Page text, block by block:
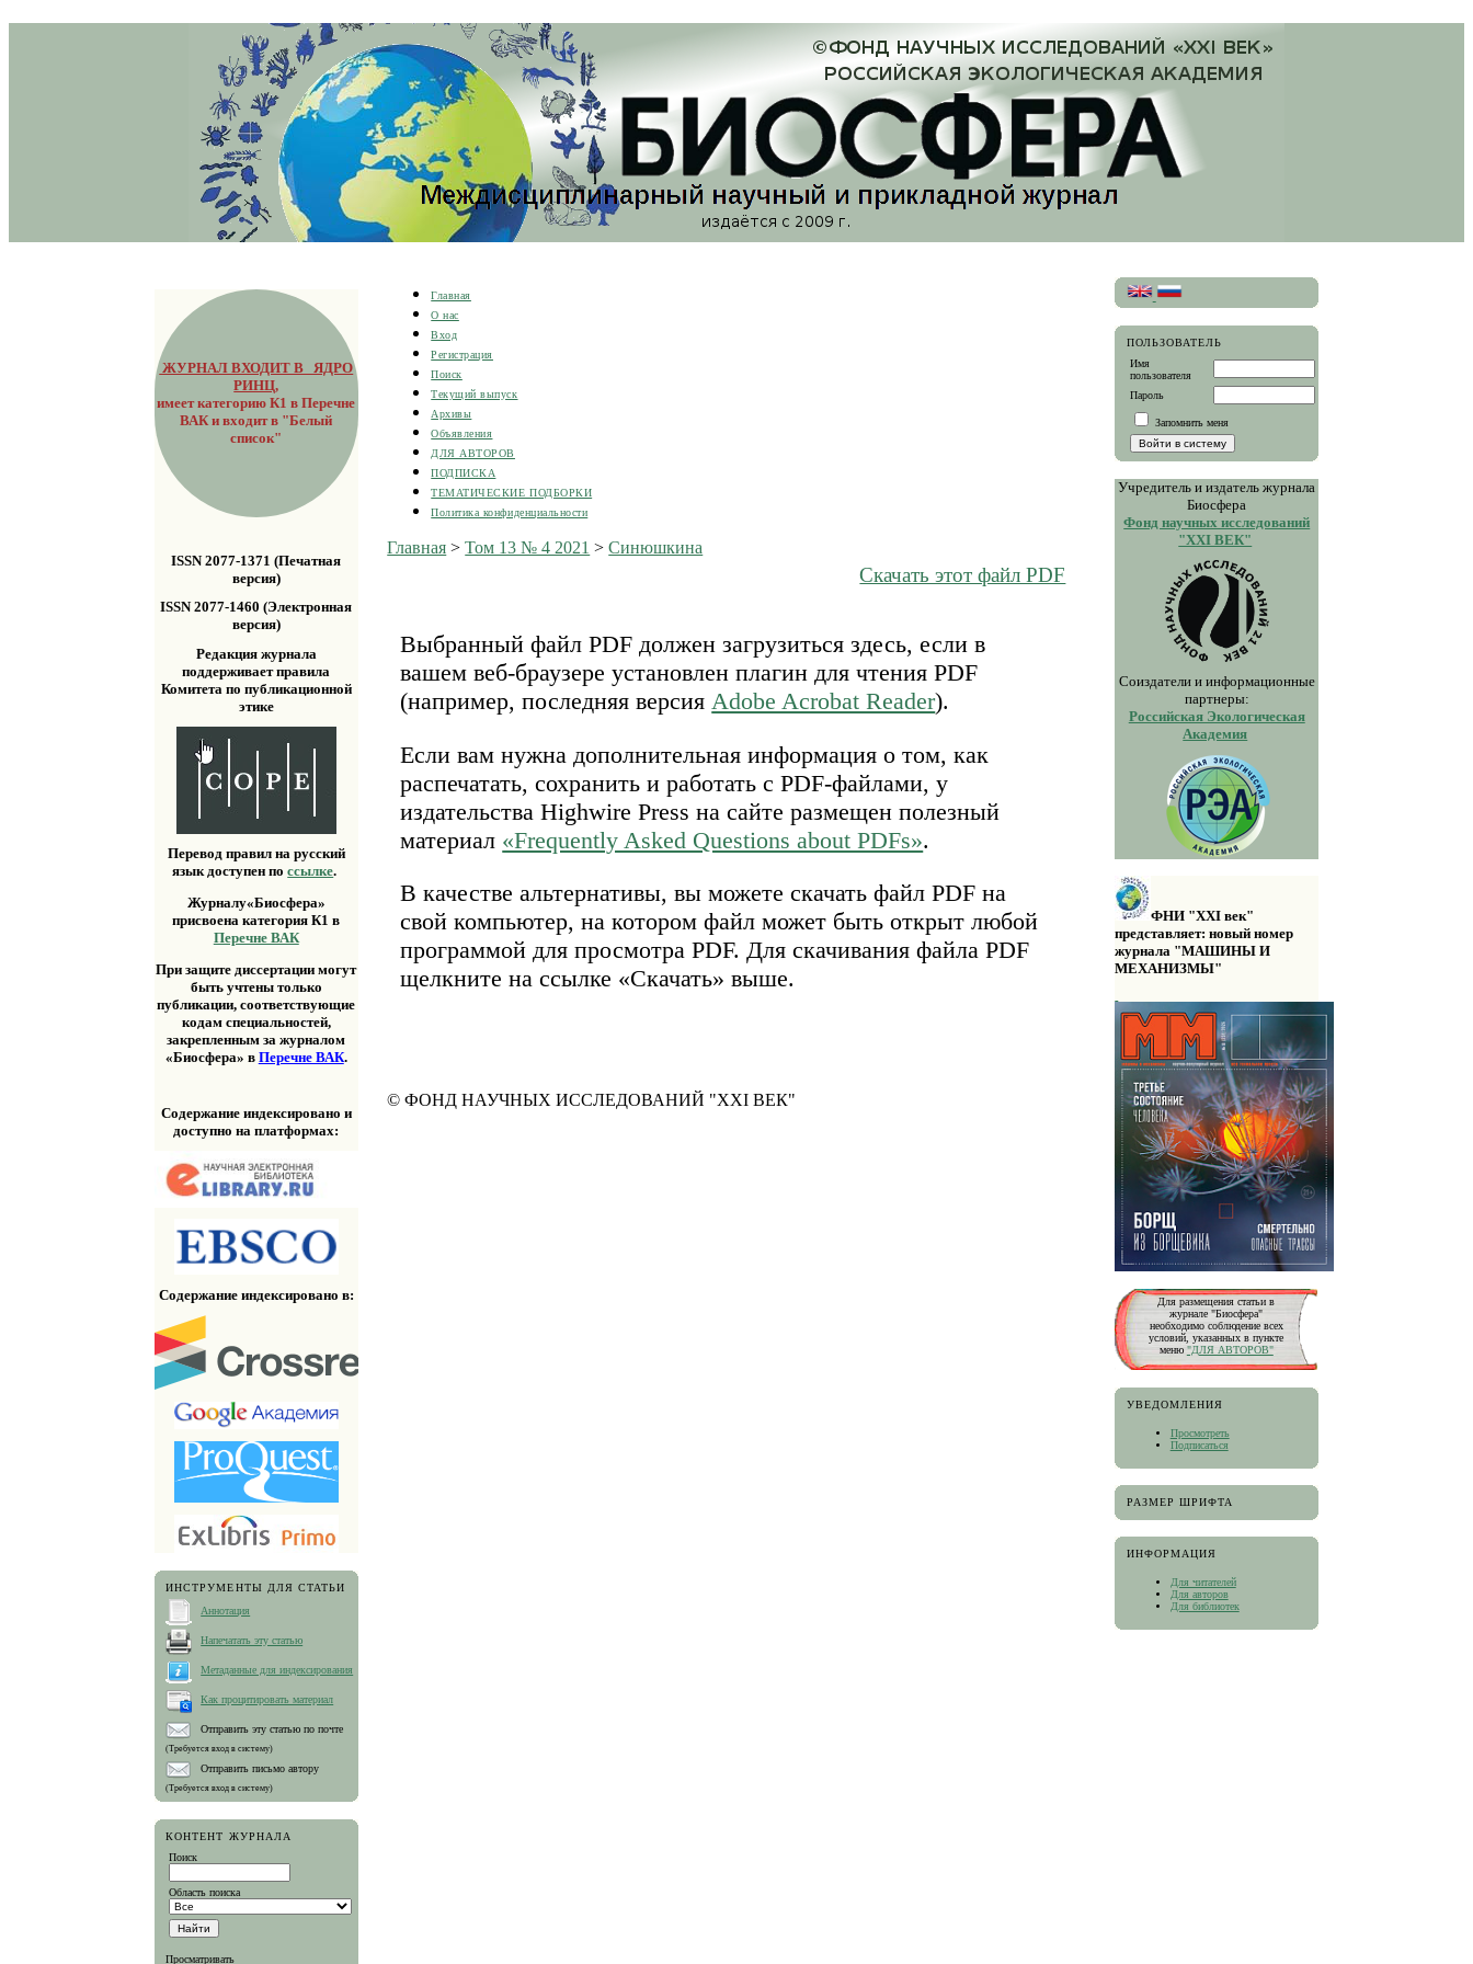
ЖУРНАЛ ВХОДИТ В ЯДРО
РИНЦ,
имеет категорию К1 в Перечне
ВАК и входит в "Белый
список"
ISSN 2077-1371 (Печатная
версия)
ISSN 2077-1460 (Электронная
версия)
Редакция журнала
поддерживает правила
Комитета по публикационной
этике
Перевод правил на русский
язык доступен поссылке.
Журналу«Биосфера»
присвоена категория К1 в
Перечне ВАК
При защите диссертации могут
быть учтены только
публикации, соответствующие
кодам специальностей,
закрепленным за журналом
«Биосфера» в Перечне ВАК.
Содержание индексировано и
доступно на платформах:
Содержание индексировано в:
ИНСТРУМЕНТЫ ДЛЯ СТАТЬИ
Аннотация
Напечатать эту статью
Метаданные для индексирования
Как процитировать материал
Отправить эту статью по почте
(Требуется вход в систему)
Отправить письмо автору
(Требуется вход в систему)
КОНТЕНТ ЖУРНАЛА
Поиск
Область поиска
Просматривать
ПОЛЬЗОВАТЕЛЬ
Имя
пользователя
Пароль
Запомнить меня
Учредитель и издатель журнала
Биосфера
Фонд научных исследований
"XXI ВЕК"
Соиздатели и информационные
партнеры:
Российская Экологическая
Академия
ФНИ "XXI век"
представляет: новый номер
журнала "МАШИНЫ И
МЕХАНИЗМЫ"
Для размещения статьи в
журнале "Биосфера"
необходимо соблюдение всех
условий, указанных в пункте
меню "ДЛЯ АВТОРОВ"
УВЕДОМЛЕНИЯ
Просмотреть
Подписаться
РАЗМЕР ШРИФТА
ИНФОРМАЦИЯ
Для читателей
Для авторов
Для библиотек
Главная
О нас
Вход
Регистрация
Поиск
Текущий выпуск
Архивы
Объявления
ДЛЯ АВТОРОВ
ПОДПИСКА
ТЕМАТИЧЕСКИЕ ПОДБОРКИ
Политика конфиденциальности
Главная >Том 13 № 4 2021 >Синюшкина
Скачать этот файл PDF
Выбранный файл PDF должен загрузиться здесь, если в
вашем веб-браузере установлен плагин для чтения PDF
(например, последняя версияAdobe Acrobat Reader).
Если вам нужна дополнительная информация о том, как
распечатать, сохранить и работать с PDF-файлами, у
издательства Highwire Press на сайте размещен полезный
материал «Frequently Asked Questions about PDFs».
В качестве альтернативы, вы можете скачать файл PDF на
свой компьютер, на котором файл может быть открыт любой
программой для просмотра PDF. Для скачивания файла PDF
щелкните на ссылке «Скачать» выше.
© ФОНД НАУЧНЫХ ИССЛЕДОВАНИЙ "XXI ВЕК"